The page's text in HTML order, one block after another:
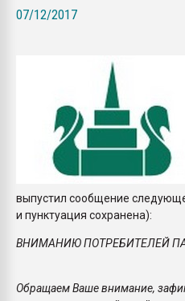
07/12/2017
выпустил сообщение
и пунктуация сохранена):
ВНИМАНИЮ ПОТРЕБИТЕЛЕЙ
Обращаем Ваше внимание,